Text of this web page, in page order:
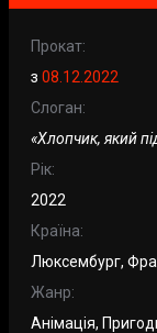
Прокат:
з 08.12.2022
Слоган:
«Хлопчик, який
Рік:
2022
Країна:
Люксембург,
Жанр:
Анімація,